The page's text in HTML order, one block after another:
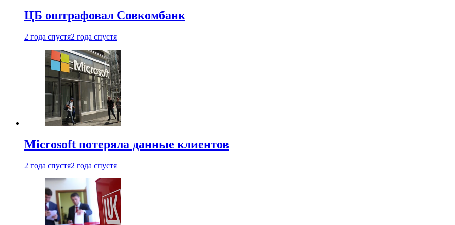
ЦБ оштрафовал Совкомбанк
2 года спустя2 года спустя
Microsoft потеряла данные клиентов
2 года спустя2 года спустя